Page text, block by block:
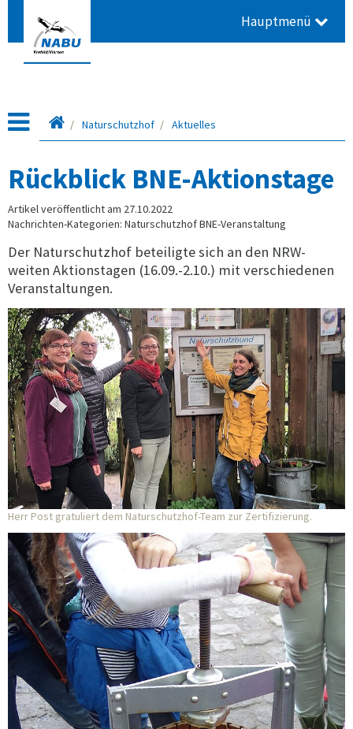
Hauptmenü
Startseite
Naturschutzhof Aktuelles
Rückblick BNE-Aktionstage
Artikel veröffentlicht am 27.10.2022
Nachrichten-Kategorien: Naturschutzhof BNE-Veranstaltung
Der Naturschutzhof beteiligte sich an den NRW-
weiten Aktionstagen (16.09.-2.10.) mit verschiedenen
Veranstaltungen.
Herr Post gratuliert dem Naturschutzhof-Team zur Zertifizierung.